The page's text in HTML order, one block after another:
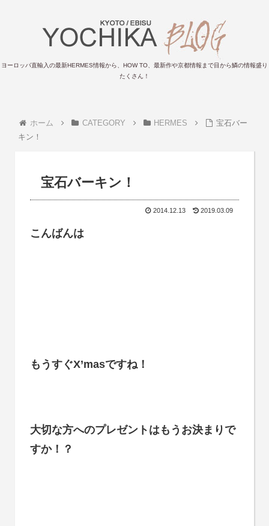
ヨーロッパ直輸入の最新HERMES情報から、HOW TO、最新作や京都情報まで目から鱗の情報盛り
たくさん！
ホーム CATEGORY HERMES
宝石バー
キン！
宝石バーキン！
2014.12.13 2019.03.09
こんばんは
もうすぐX’masですね！
大切な方へのプレゼントはもうお決まりで
すか！？